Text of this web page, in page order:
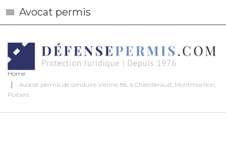
Avocat permis
Home
Avocat permis de conduire Vienne, 86, à Châtellerault, Montmorillon,
Poitiers